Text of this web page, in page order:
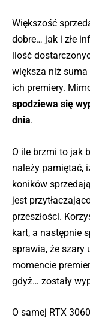
Większość
dobre… jak i złe
ilość
większa niż suma
ich premiery.
spodziewa się
dnia.
O ile brzmi to jak
należy pamiętać,
koników
jest
przeszłości.
kart, a następnie
sprawia, że szary
momencie
gdyż… zostały
O samej RTX